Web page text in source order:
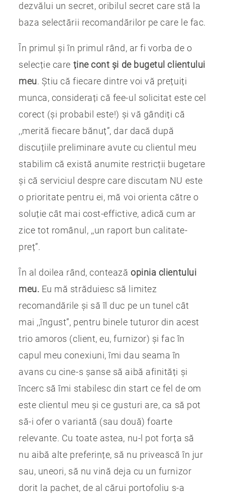
dezvălui un secret, oribilul secret care stă la
baza selectării recomandărilor pe care le fac.
În primul și în primul rând, ar fi vorba de o
selecție care ține cont și de bugetul clientului
meu. Știu că fiecare dintre voi vă prețuiți
munca, considerați că fee-ul solicitat este cel
corect (și probabil este!) și vă gândiți că
,,merită fiecare bănuț”, dar dacă după
discuțiile preliminare avute cu clientul meu
stabilim că există anumite restricții bugetare
și că serviciul despre care discutam NU este
o prioritate pentru ei, mă voi orienta către o
soluție cât mai cost-effictive, adică cum ar
zice tot românul, ,,un raport bun calitate-
preț”.
În al doilea rând, conteazăopinia clientului
meu. Eu mă străduiesc să limitez
recomandările și să îl duc pe un tunel cât
mai ,,îngust”, pentru binele tuturor din acest
trio amoros (client, eu, furnizor) și fac în
capul meu conexiuni, îmi dau seama în
avans cu cine-s șanse să aibă afinități și
încerc să îmi stabilesc din start ce fel de om
este clientul meu și ce gusturi are, ca să pot
să-i ofer o variantă (sau două) foarte
relevante. Cu toate astea, nu-l pot forța să
nu aibă alte preferințe, să nu privească în jur
sau, uneori, să nu vină deja cu un furnizor
dorit la pachet, de al cărui portofoliu s-a